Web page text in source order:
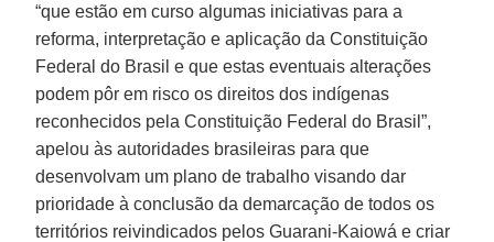
“que estão em curso algumas iniciativas para a
reforma, interpretação e aplicação da Constituição
Federal do Brasil e que estas eventuais alterações
podem pôr em risco os direitos dos indígenas
reconhecidos pela Constituição Federal do Brasil”,
apelou às autoridades brasileiras para que
desenvolvam um plano de trabalho visando dar
prioridade à conclusão da demarcação de todos os
territórios reivindicados pelos Guarani-Kaiowá e criar